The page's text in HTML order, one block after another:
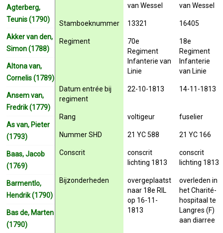
van Wessel
van Wessel
Stamboeknummer 13321 16405
Regiment
70e
Regiment
Infanterie van
Linie
18e
Regiment
Infanterie
van Linie
Datum entrée bij
regiment
22-10-1813 14-11-1813
Rang voltigeur fuselier
Nummer SHD 21 YC 588 21 YC 166
Conscrit
conscrit
lichting 1813
conscrit
lichting 1813
Bijzonderheden
overgeplaatst
naar 18e RIL
op 16-11-
1813
overleden in
het Charité-
hospitaal te
Langres (F)
aan diarree
Agterberg,
Teunis (1790)
Akker van den,
Simon (1788)
Altona van,
Cornelis (1789)
Ansem van,
Fredrik (1779)
As van, Pieter
(1793)
Baas, Jacob
(1769)
Barmentlo,
Hendrik (1790)
Bas de, Marten
(1790)